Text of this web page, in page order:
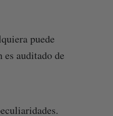
puede
auditado de